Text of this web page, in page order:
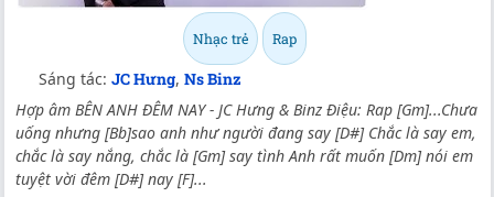
Nhạc trẻ Rap
Sáng tác: JC Hưng, Ns Binz
Hợp âm BÊN ANH ĐÊM NAY - JC Hưng & Binz Điệu: Rap [Gm]...Chưa
uống nhưng [Bb]sao anh như người đang say [D#] Chắc là say em,
chắc là say nắng, chắc là [Gm] say tình Anh rất muốn [Dm] nói em
tuyệt vời đêm [D#] nay [F]...